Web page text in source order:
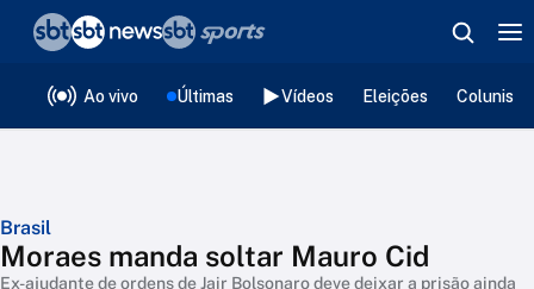
Ao vivo Últimas Vídeos Eleições
Brasil
Moraes manda soltar Mauro Cid
Ex-ajudante de ordens de Jair Bolsonaro deve deixar a prisão ainda
❮voltar
Editorias